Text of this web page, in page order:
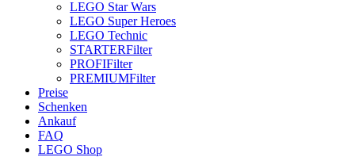
LEGO Star Wars
LEGO Super Heroes
LEGO Technic
STARTERFilter
PROFIFilter
PREMIUMFilter
Preise
Schenken
Ankauf
FAQ
LEGO Shop